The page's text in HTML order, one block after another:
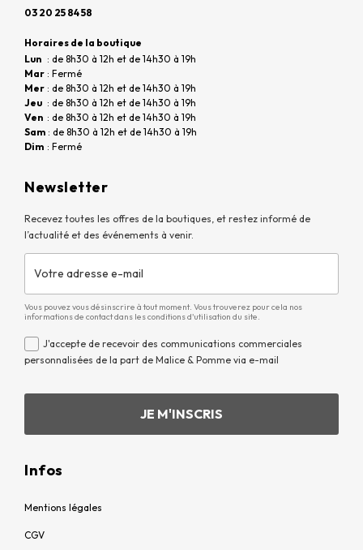
03 20 25 84 58
Horaires de la boutique
Lun : de 8h30 à 12h et de 14h30 à 19h
Mar : Fermé
Mer : de 8h30 à 12h et de 14h30 à 19h
Jeu : de 8h30 à 12h et de 14h30 à 19h
Ven : de 8h30 à 12h et de 14h30 à 19h
Sam : de 8h30 à 12h et de 14h30 à 19h
Dim : Fermé
Newsletter
Recevez toutes les offres de la boutiques, et restez informé de
l’actualité et des événements à venir.
Vous pouvez vous désinscrire à tout moment. Vous trouverez pour cela nos
informations de contact dans les conditions d'utilisation du site.
J'accepte de recevoir des communications commerciales
personnalisées de la part de Malice & Pomme via e-mail
Infos
Mentions légales
CGV